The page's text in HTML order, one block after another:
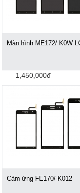
Màn hình ME172/ K0W
1,450,000đ
Cảm ứng FE170/ K012